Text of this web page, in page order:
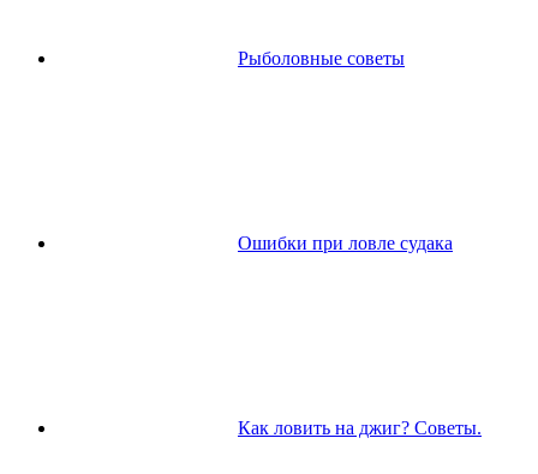
Рыболовные советы
Ошибки при ловле судака
Как ловить на джиг? Советы.